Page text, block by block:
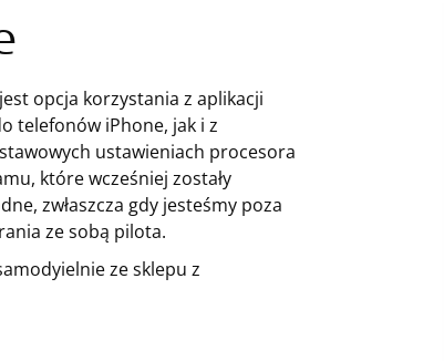
opcja korzystania z aplikacji
telefonów iPhone, jak i z
ustawieniach procesora
które wcześniej zostały
zwłaszcza gdy jesteśmy poza
ze sobą pilota.
ze sklepu z